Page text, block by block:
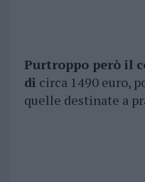
Purtroppo però il
di circa 1490 euro,
quelle destinate a